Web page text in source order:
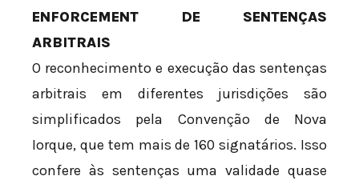
ENFORCEMENT DE SENTENÇAS
ARBITRAIS
O reconhecimento e execução das sentenças
arbitrais em diferentes jurisdições são
simplificados pela Convenção de Nova
Iorque, que tem mais de 160 signatários. Isso
confere às sentenças uma validade quase